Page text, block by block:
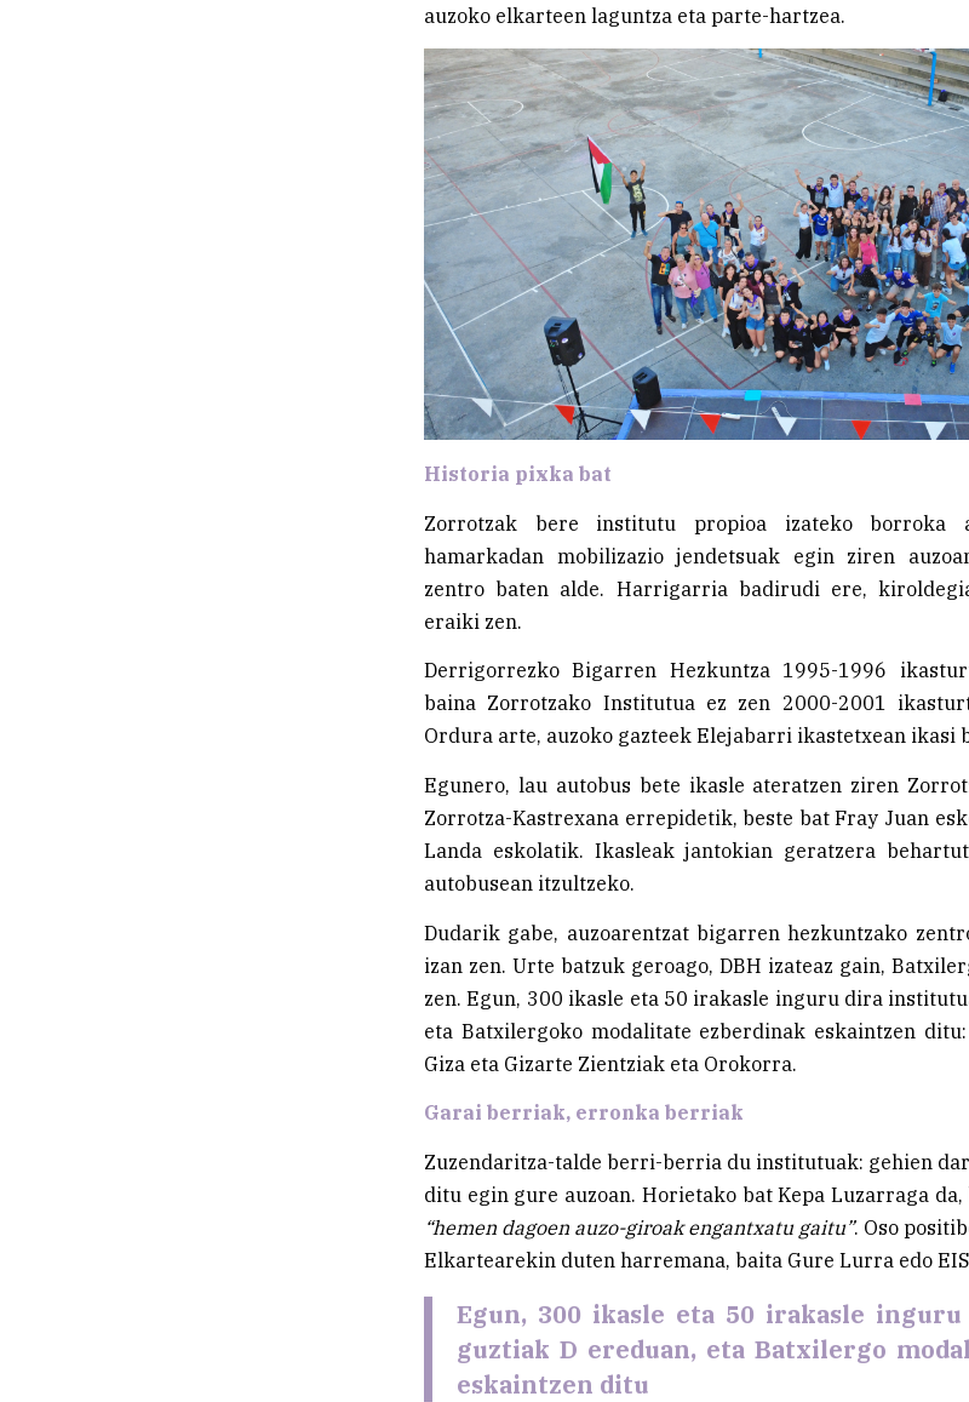
auzoko elkarteen laguntza eta parte-hartzea.
Historia pixka bat
Zorrotzak bere institutu propioa izateko borroka
hamarkadan mobilizazio jendetsuak egin ziren
zentro baten alde. Harrigarria badirudi ere,
eraiki zen.
Derrigorrezko Bigarren Hezkuntza 1995-1996
baina Zorrotzako Institutua ez zen 2000-2001
Ordura arte, auzoko gazteek Elejabarri ikastetxean ikasi
Egunero, lau autobus bete ikasle ateratzen ziren
Zorrotza-Kastrexana errepidetik, beste bat Fray Juan
Landa eskolatik. Ikasleak jantokian geratzera
autobusean itzultzeko.
Dudarik gabe, auzoarentzat bigarren hezkuntzako
izan zen. Urte batzuk geroago, DBH izateaz gain,
zen. Egun, 300 ikasle eta 50 irakasle inguru dira
eta Batxilergoko modalitate ezberdinak eskaintzen
Giza eta Gizarte Zientziak eta Orokorra.
Garai berriak, erronka berriak
Zuzendaritza-talde berri-berria du institutuak: gehien
ditu egin gure auzoan. Horietako bat Kepa Luzarraga
“hemen dagoen auzo-giroak engantxatu gaitu”. Oso
Elkartearekin duten harremana, baita Gure Lurra edo
Egun, 300 ikasle eta 50 irakasle
guztiak D ereduan, eta Batxilergo
eskaintzen ditu